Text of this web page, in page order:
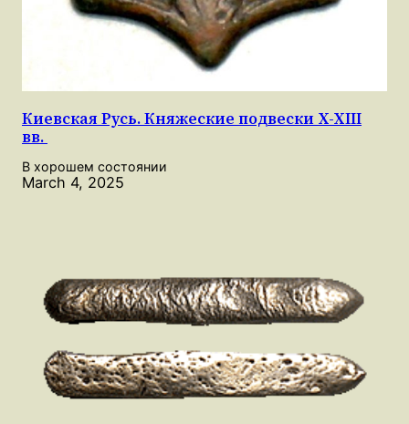
Киевская Русь. Княжеские подвески X-XIII
вв.
В хорошем состоянии
March 4, 2025